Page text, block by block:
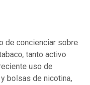
de concienciar sobre
tanto activo
uso de
bolsas de nicotina,